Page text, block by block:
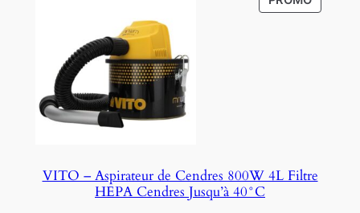
R
A
VITO – Aspirateur de Cendres 800W 4L Filtre
HEPA Cendres Jusqu’à 40°C